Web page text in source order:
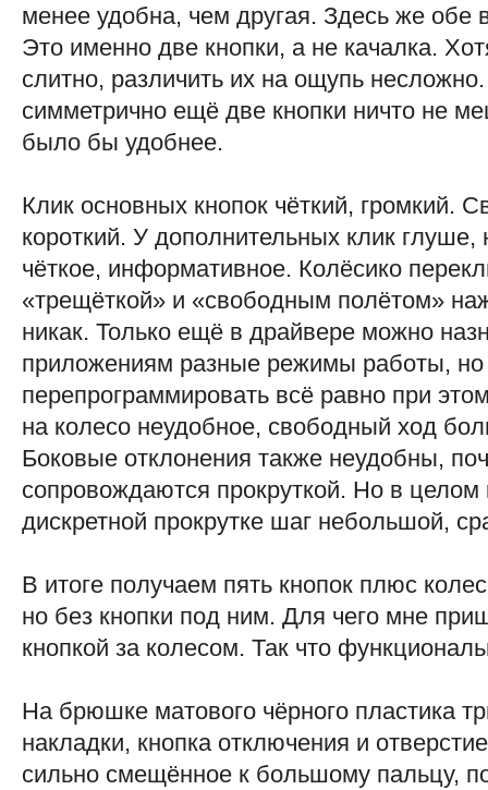
менее удобна, чем другая. Здесь же обе
Это именно две кнопки, а не качалка.
слитно, различить их на ощупь
симметрично ещё две кнопки ничто не
было бы удобнее.
Клик основных кнопок чёткий, громкий.
короткий. У дополнительных клик глуше,
чёткое, информативное. Колёсико
«трещёткой» и «свободным полётом»
никак. Только ещё в драйвере можно
приложениям разные режимы работы, но
перепрограммировать всё равно при
на колесо неудобное, свободный ход
Боковые отклонения также неудобны,
сопровождаются прокруткой. Но в
дискретной прокрутке шаг небольшой,
В итоге получаем пять кнопок плюс
но без кнопки под ним. Для чего мне
кнопкой за колесом. Так что
На брюшке матового чёрного пластика
накладки, кнопка отключения и
сильно смещённое к большому пальцу,